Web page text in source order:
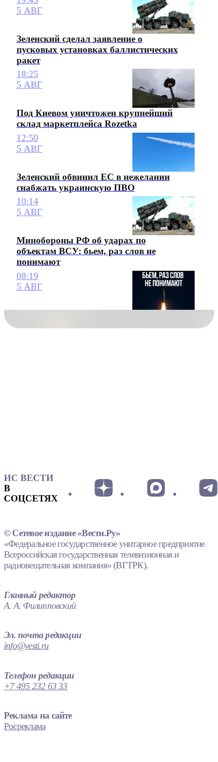
5 АВГ
Зеленский сделал заявление о
пусковых установках баллистических
ракет
18:25
5 АВГ
Под Киевом уничтожен крупнейший
склад маркетплейса Rozetka
12:50
5 АВГ
Зеленский обвинил ЕС в нежелании
снабжать украинскую ПВО
10:14
5 АВГ
Минобороны РФ об ударах по
объектам ВСУ: бьем, раз слов не
понимают
08:19
5 АВГ
ИС ВЕСТИ
В
СОЦСЕТЯХ
© Сетевое издание «Вести.Ру»
«Федеральное государственное унитарное предприятие
Всероссийская государственная телевизионная и
радиовещательная компания» (ВГТРК).
Главный редактор
А. А. Филипповский
Эл. почта редакции
info@vesti.ru
Телефон редакции
+7 495 232 63 33
Реклама на сайте
Росреклама